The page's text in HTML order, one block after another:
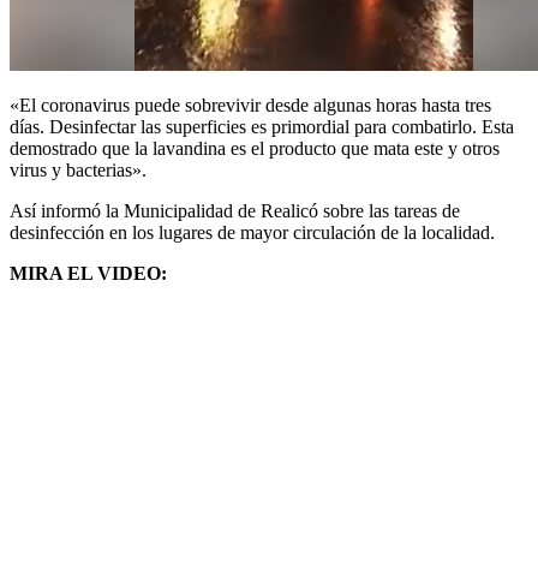
«El coronavirus puede sobrevivir desde algunas horas hasta tres
días. Desinfectar las superficies es primordial para combatirlo. Esta
demostrado que la lavandina es el producto que mata este y otros
virus y bacterias».
Así informó la Municipalidad de Realicó sobre las tareas de
desinfección en los lugares de mayor circulación de la localidad.
MIRA EL VIDEO: